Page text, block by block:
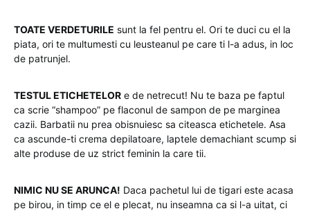
TOATE VERDETURILE sunt la fel pentru el. Ori te duci cu el la
piata, ori te multumesti cu leusteanul pe care ti l-a adus, in loc
de patrunjel.
TESTUL ETICHETELOR e de netrecut! Nu te baza pe faptul
ca scrie “shampoo” pe flaconul de sampon de pe marginea
cazii. Barbatii nu prea obisnuiesc sa citeasca etichetele. Asa
ca ascunde-ti crema depilatoare, laptele demachiant scump si
alte produse de uz strict feminin la care tii.
NIMIC NU SE ARUNCA! Daca pachetul lui de tigari este acasa
pe birou, in timp ce el e plecat, nu inseamna ca si l-a uitat, ci